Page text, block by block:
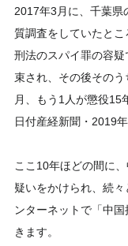
2017年3月に、千葉県
質調査をしていたと
刑法のスパイ罪の容
束され、その後その
月、もう1人が懲役15
日付産経新聞・2019
ここ10年ほどの間に
疑いをかけられ、続
ンターネットで「中
きます。